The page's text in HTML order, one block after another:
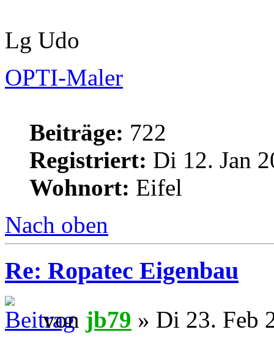
Lg Udo
OPTI-Maler
Beiträge: 722
Registriert: Di 12. Jan
Wohnort: Eifel
Nach oben
Re: Ropatec Eigenbau
von jb79 » Di 23. Feb